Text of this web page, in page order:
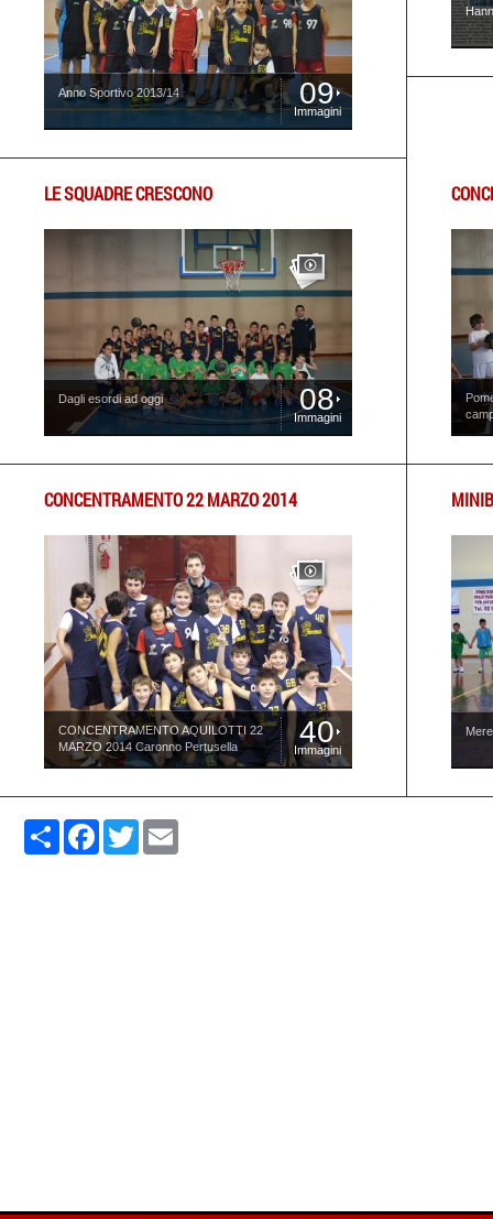
Anno Sportivo 2013/14 09
Immagini
LE SQUADRE CRESCONO
Dagli esordi ad oggi 08
Immagini
CONCENTRAMENTO 22 MARZO 2014
CONCENTRAMENTO AQUILOTTI 22
MARZO 2014 Caronno Pertusella
40
Immagini
Share FacebookTwitter